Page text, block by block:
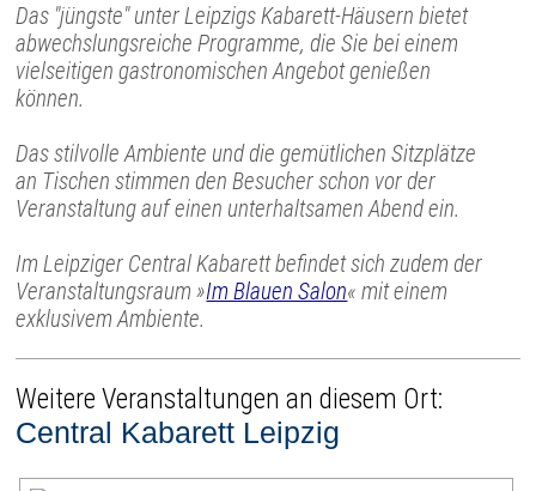
Das "jüngste" unter Leipzigs Kabarett-Häusern bietet
abwechslungsreiche Programme, die Sie bei einem
vielseitigen gastronomischen Angebot genießen
können.
Das stilvolle Ambiente und die gemütlichen Sitzplätze
an Tischen stimmen den Besucher schon vor der
Veranstaltung auf einen unterhaltsamen Abend ein.
Im Leipziger Central Kabarett befindet sich zudem der
Veranstaltungsraum »Im Blauen Salon« mit einem
exklusivem Ambiente.
Weitere Veranstaltungen an diesem Ort:
Central Kabarett Leipzig